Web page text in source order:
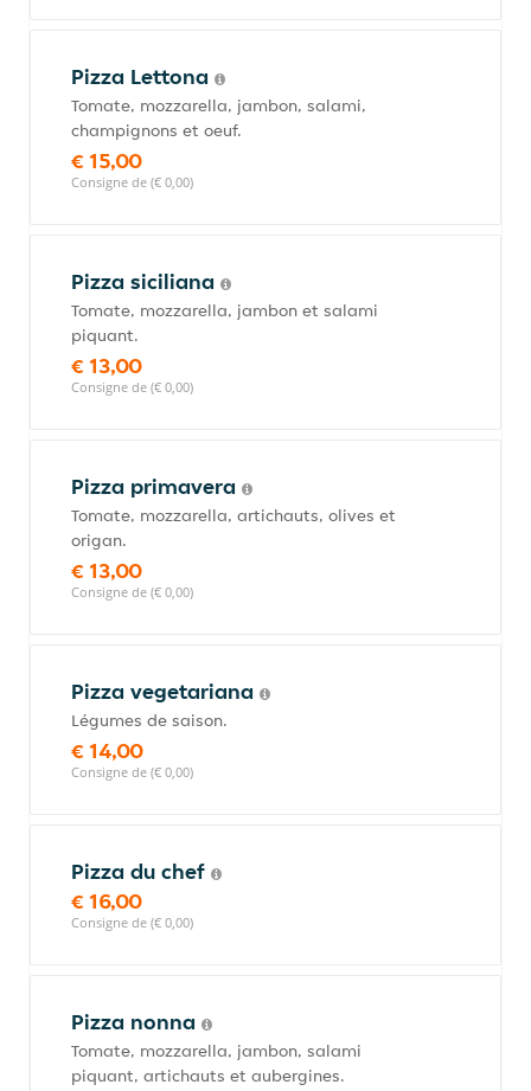
Pizza Lettona
Tomate, mozzarella, jambon, salami,
champignons et oeuf.
€ 15,00
Consigne de (€ 0,00)
Pizza siciliana
Tomate, mozzarella, jambon et salami
piquant.
€ 13,00
Consigne de (€ 0,00)
Pizza primavera
Tomate, mozzarella, artichauts, olives et
origan.
€ 13,00
Consigne de (€ 0,00)
Pizza vegetariana
Légumes de saison.
€ 14,00
Consigne de (€ 0,00)
Pizza du chef
€ 16,00
Consigne de (€ 0,00)
Pizza nonna
Tomate, mozzarella, jambon, salami
piquant, artichauts et aubergines.